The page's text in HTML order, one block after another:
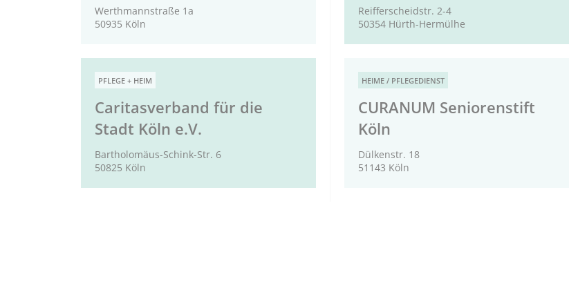
Werthmannstraße 1a
50935 Köln
PFLEGE + HEIM
Caritasverband für die
Stadt Köln e.V.
Bartholomäus-Schink-Str. 6
50825 Köln
Reifferscheidstr. 2-4
50354 Hürth-Hermülhe
HEIME / PFLEGEDIENST
CURANUM Seniorenstift
Köln
Dülkenstr. 18
51143 Köln